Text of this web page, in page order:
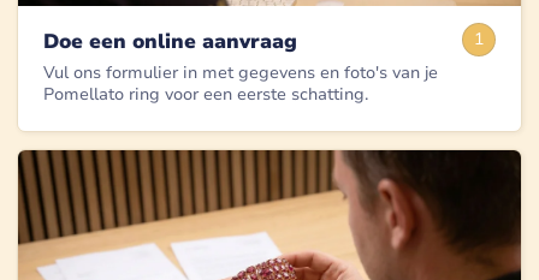
1
Doe een online aanvraag
Vul ons formulier in met gegevens en foto's van je
Pomellato ring voor een eerste schatting.